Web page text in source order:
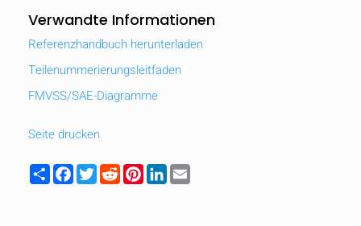
Verwandte Informationen
Referenzhandbuch herunterladen
Teilenummerierungsleitfaden
FMVSS/SAE-Diagramme
Seite drucken
ShareFacebook
TwitterRedditPinterest
LinkedIn